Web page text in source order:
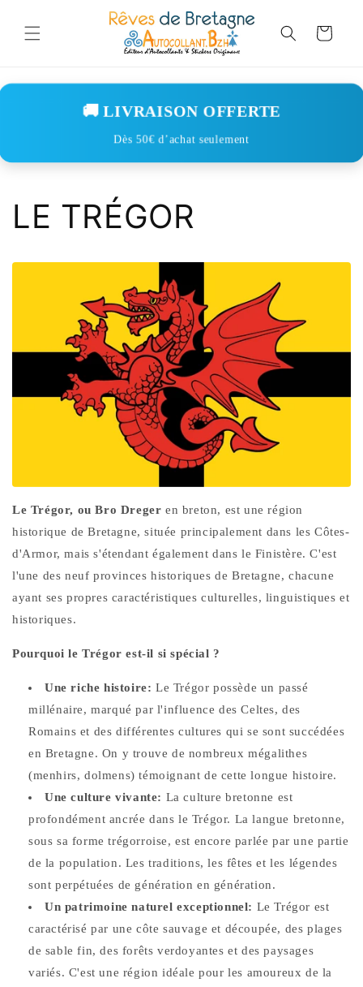
content
Cart
🚚 LIVRAISON OFFERTE
Dès 50€ d’achat seulement
LE TRÉGOR
Le Trégor, ou Bro Dreger en breton, est une région
historique de Bretagne, située principalement dans les Côtes-
d'Armor, mais s'étendant également dans le Finistère. C'est
l'une des neuf provinces historiques de Bretagne, chacune
ayant ses propres caractéristiques culturelles, linguistiques et
historiques.
Pourquoi le Trégor est-il si spécial ?
Une riche histoire: Le Trégor possède un passé
millénaire, marqué par l'influence des Celtes, des
Romains et des différentes cultures qui se sont succédées
en Bretagne. On y trouve de nombreux mégalithes
(menhirs, dolmens) témoignant de cette longue histoire.
Une culture vivante: La culture bretonne est
profondément ancrée dans le Trégor. La langue bretonne,
sous sa forme trégorroise, est encore parlée par une partie
de la population. Les traditions, les fêtes et les légendes
sont perpétuées de génération en génération.
Un patrimoine naturel exceptionnel: Le Trégor est
caractérisé par une côte sauvage et découpée, des plages
de sable fin, des forêts verdoyantes et des paysages
variés. C'est une région idéale pour les amoureux de la